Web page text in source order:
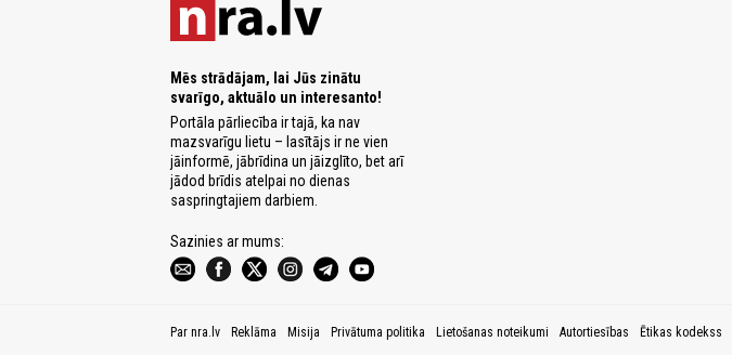
Mēs strādājam, lai Jūs zinātu
svarīgo, aktuālo un interesanto!
Portāla pārliecība ir tajā, ka nav
mazsvarīgu lietu – lasītājs ir ne vien
jāinformē, jābrīdina un jāizglīto, bet arī
jādod brīdis atelpai no dienas
saspringtajiem darbiem.
Sazinies ar mums:
Par nra.lv Reklāma Misija Privātuma politika Lietošanas noteikumi Autortiesības Ētikas kodekss